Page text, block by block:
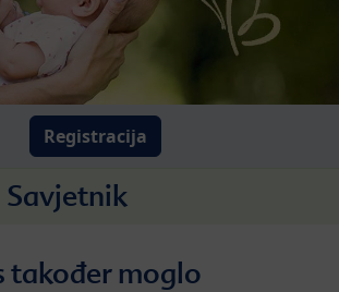
Registracija
Savjetnik
također moglo